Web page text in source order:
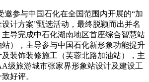
参与中国石化在全国范围内开展的“加
计方案”甄选活动，最终脱颖而出并名
导完成中石化湖南地区首座综合智慧站
），主导参与中国石化新形象功能提升
装饰装修施工（芙蓉北路加油站），主
级旅游城市张家界形象站设计及建设工
好评。